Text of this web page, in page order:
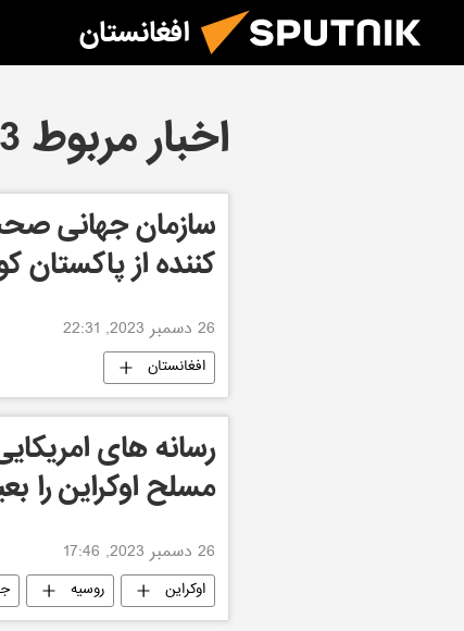
افغانستان
اخبار مربوط 26.12.2023
کننده از پاکستان
26 دسمبر 2023, 22:31
افغانستان
رسانه های
مسلح اوکراین را
26 دسمبر 2023, 17:46
اوکراین روسیه